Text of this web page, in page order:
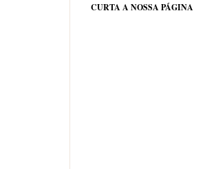
CURTA A NOSSA PÁGINA